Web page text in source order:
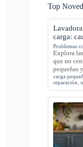
Top
carga:
Problemas
Explora
que no
pequeñas
carga
reparación ,